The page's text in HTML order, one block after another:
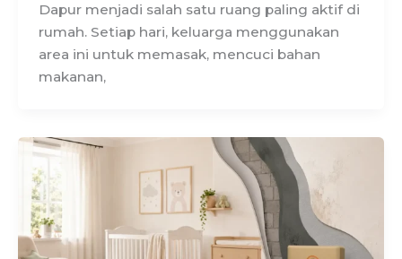
Dapur menjadi salah satu ruang paling aktif di
rumah. Setiap hari, keluarga menggunakan
area ini untuk memasak, mencuci bahan
makanan,